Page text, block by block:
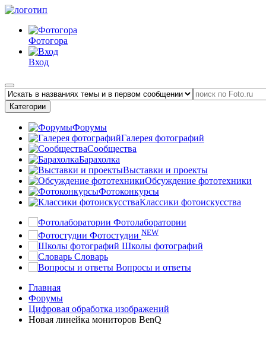
Фотогора
Вход
Категории
Форумы
Галерея фотографий
Сообщества
Барахолка
Выставки и проекты
Обсуждение фототехники
Фотоконкурсы
Классики фотоискусства
Фотолаборатории
Фотостудии NEW
Школы фотографий
Словарь
Вопросы и ответы
Главная
Форумы
Цифровая обработка изображений
Новая линейка мониторов BenQ